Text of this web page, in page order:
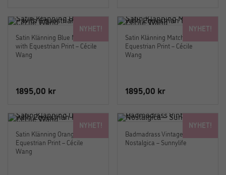
NYHET!
Satin Klänning Blue Marin –
with Equestrian Print – Cécile
Wang
1895,00 kr
NYHET!
Satin Klänning Matcha – with
Equestrian Print – Cécile
Wang
1895,00 kr
NYHET!
Satin Klänning Orange – with
Equestrian Print – Cécile
Wang
NYHET!
Badmadrass Vintage –
Nostalgica – Sunnylife